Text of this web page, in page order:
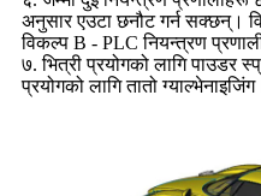
अनुसार एउटा छनौट गर्न सक्छन्।
विकल्प B - PLC नियन्त्रण
७. भित्री प्रयोगको लागि पाउडर
प्रयोगको लागि तातो